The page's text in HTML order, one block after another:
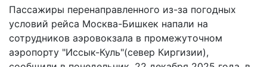
Пассажиры перенаправленного из-за погодных
условий рейса Москва-Бишкек напали на
сотрудников аэровокзала в промежуточном
аэропорту "Иссык-Куль"(север Киргизии),